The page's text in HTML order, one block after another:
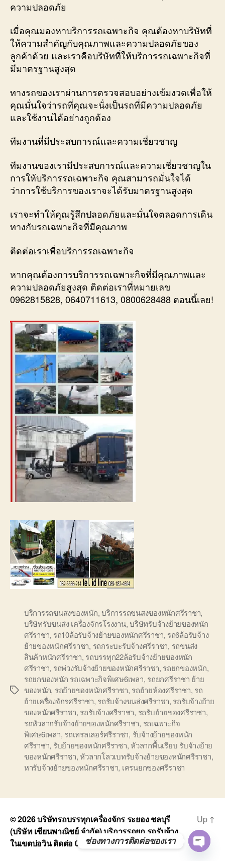
ความปลอดภัย
เมื่อคุณมองหาบริการรถเฉพาะกิจ คุณต้องหาบริษัทที่
ให้ความสำคัญกับคุณภาพและความปลอดภัยของ
ลูกค้าด้วย และเราคือบริษัทที่ให้บริการรถเฉพาะกิจที่
มีมาตรฐานสูงสุด
ทางรถของเราผ่านการตรวจสอบอย่างเข้มงวดเพื่อให้
คุณมั่นใจว่ารถที่คุณจะนั่งเป็นรถที่มีความปลอดภัย
และใช้งานได้อย่างถูกต้อง
ทีมงานที่มีประสบการณ์และความเชี่ยวชาญ
ทีมงานของเรามีประสบการณ์และความเชี่ยวชาญใน
การให้บริการรถเฉพาะกิจ คุณสามารถมั่นใจได้
ว่าการใช้บริการของเราจะได้รับมาตรฐานสูงสุด
เราจะทำให้คุณรู้สึกปลอดภัยและมั่นใจตลอดการเดิน
ทางกับรถเฉพาะกิจที่มีคุณภาพ
ติดต่อเราเพื่อบริการรถเฉพาะกิจ
หากคุณต้องการบริการรถเฉพาะกิจที่มีคุณภาพและ
ความปลอดภัยสูงสุด ติดต่อเราที่หมายเลข
0962815828, 0640711613, 0800628488 ตอนนี้เลย!
Tags
บริการรถขนสงของหนัก,บริการรถขนสงของหนักศรีราชา,
บริษัทรับขนส่ง เครื่องจักรโรงงาน,บริษัทรับจ้างย้ายของหนัก
ศรีราชา, รถ10ล้อรับจ้างย้ายของหนักศรีราชา, รถ6ล้อรับจ้าง
ย้ายของหนักศรีราชา, รถกระบะรับจ้างศรีราชา, รถขนส่ง
สินค้าหนักศรีราชา, รถบรรทุก22ล้อรับจ้างย้ายของหนัก
ศรีราชา, รถพ่วงรับจ้างย้ายของหนักศรีราชา, รถยกของหนัก,
รถยกของหนัก รถเฉพาะกิจพิเศษ6เพลา, รถยกศรีราชา ย้าย
ของหนัก, รถย้ายของหนักศรีราชา, รถย้ายห้องศรีราชา, รถ
ย้ายเครื่องจักรศรีราชา, รถรับจ้างขนส่งศรีราชา, รถรับจ้างย้าย
ของหนักศรีราชา, รถรับจ้างศรีราชา, รถรับย้ายของศรีราชา,
รถหัวลากรับจ้างย้ายของหนักศรีราชา, รถเฉพาะกิจ
พิเศษ6เพลา, รถเทรลเลอร์ศรีราชา, รับจ้างย้ายของหนัก
ศรีราชา, รับย้ายของหนักศรีราชา,หัวลากพื้นเรียบ รับจ้างย้าย
ของหนักศรีราชา,หัวลากโลวเบทรับจ้างย้ายของหนักศรีราชา,
หารับจ้างย้ายของหนักศรีราชา, เครนยกของศรีราชา
© 2026บริษัทรถบรรทุกเครื่องจักร ระยอง ชลบุรี
(บริษัท เซียนพาณิชย์ จำกัด) บริการรถยก รถรับจ้าง
ในเขตบ่อวิน ติดต่อ 0818900005
Up ↑
ช่องทางการติดต่อของเรา